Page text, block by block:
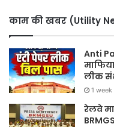
काम की खबर (Utility
Anti
लीक
1 week
रेलवे